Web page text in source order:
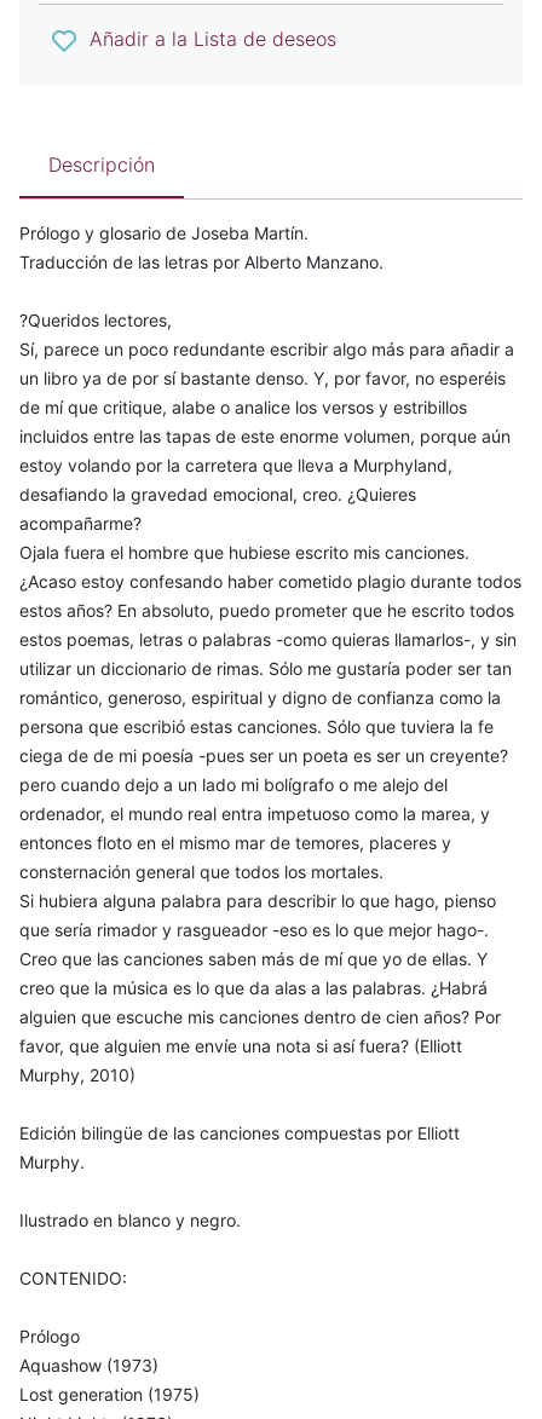
Añadir a la Lista de deseos
Descripción
Prólogo y glosario de Joseba Martín.
Traducción de las letras por Alberto Manzano.
?Queridos lectores,
Sí, parece un poco redundante escribir algo más para añadir a
un libro ya de por sí bastante denso. Y, por favor, no esperéis
de mí que critique, alabe o analice los versos y estribillos
incluidos entre las tapas de este enorme volumen, porque aún
estoy volando por la carretera que lleva a Murphyland,
desafiando la gravedad emocional, creo. ¿Quieres
acompañarme?
Ojala fuera el hombre que hubiese escrito mis canciones.
¿Acaso estoy confesando haber cometido plagio durante todos
estos años? En absoluto, puedo prometer que he escrito todos
estos poemas, letras o palabras -como quieras llamarlos-, y sin
utilizar un diccionario de rimas. Sólo me gustaría poder ser tan
romántico, generoso, espiritual y digno de confianza como la
persona que escribió estas canciones. Sólo que tuviera la fe
ciega de de mi poesía -pues ser un poeta es ser un creyente?
pero cuando dejo a un lado mi bolígrafo o me alejo del
ordenador, el mundo real entra impetuoso como la marea, y
entonces floto en el mismo mar de temores, placeres y
consternación general que todos los mortales.
Si hubiera alguna palabra para describir lo que hago, pienso
que sería rimador y rasgueador -eso es lo que mejor hago-.
Creo que las canciones saben más de mí que yo de ellas. Y
creo que la música es lo que da alas a las palabras. ¿Habrá
alguien que escuche mis canciones dentro de cien años? Por
favor, que alguien me envíe una nota si así fuera? (Elliott
Murphy, 2010)
Edición bilingüe de las canciones compuestas por Elliott
Murphy.
Ilustrado en blanco y negro.
CONTENIDO:
Prólogo
Aquashow (1973)
Lost generation (1975)